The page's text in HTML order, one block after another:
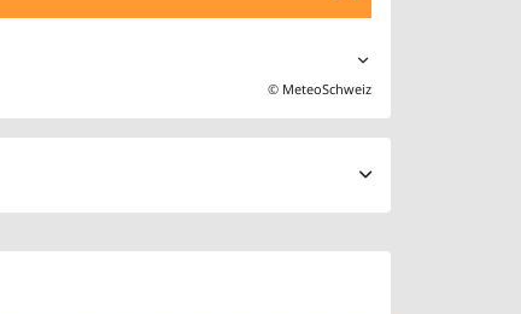
© MeteoSchweiz